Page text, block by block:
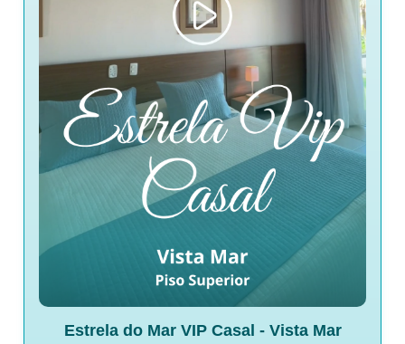
Estrela do Mar VIP Casal - Vista Mar